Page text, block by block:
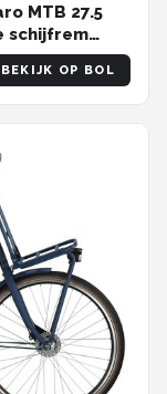
MTB 27.5
schijfrem
BEKIJK OP BOL